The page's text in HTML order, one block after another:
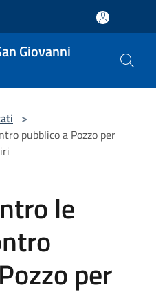
Giovanni
>
pubblico a Pozzo per
le
per